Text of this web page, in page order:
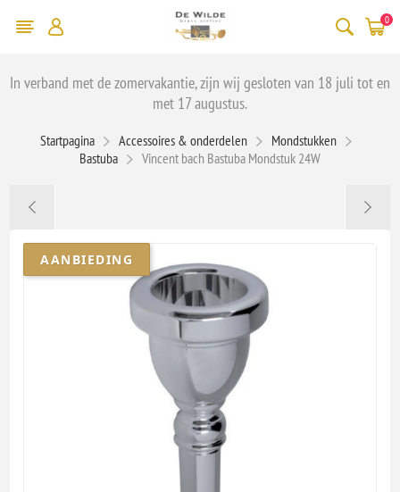
0
In verband met de zomervakantie, zijn wij gesloten van 18 juli tot en
met 17 augustus.
Startpagina Accessoires & onderdelen
Mondstukken
Bastuba
Vincent bach Bastuba Mondstuk 24W
AANBIEDING